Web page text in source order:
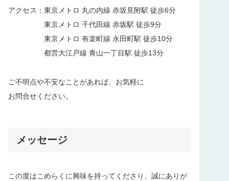
アクセス：東京メトロ 丸の内線 赤坂見附駅 徒歩6分
東京メトロ 千代田線 赤坂駅 徒歩9分
東京メトロ 有楽町線 永田町駅 徒歩10分
都営大江戸線 青山一丁目駅 徒歩13分
ご不明点や不安なことがあれば、お気軽に
お問合せください。
メッセージ
この度はこめらくに興味を持ってくださり、誠にありが